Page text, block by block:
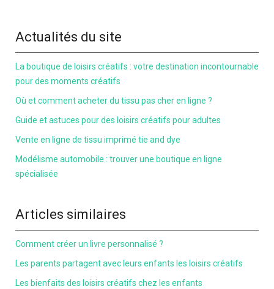
Actualités du site
La boutique de loisirs créatifs : votre destination incontournable
pour des moments créatifs
Où et comment acheter du tissu pas cher en ligne ?
Guide et astuces pour des loisirs créatifs pour adultes
Vente en ligne de tissu imprimé tie and dye
Modélisme automobile : trouver une boutique en ligne
spécialisée
Articles similaires
Comment créer un livre personnalisé ?
Les parents partagent avec leurs enfants les loisirs créatifs
Les bienfaits des loisirs créatifs chez les enfants